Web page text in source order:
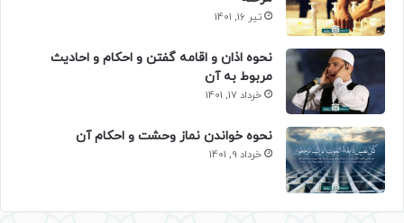
تیر 16, 1401
نحوه اذان و اقامه گفتن و احکام و احادیث
مربوط به آن
خرداد 17, 1401
نحوه خواندن نماز وحشت و احکام آن
خرداد 9, 1401